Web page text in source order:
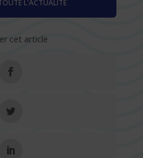
L'ACTUALITÉ
cet article